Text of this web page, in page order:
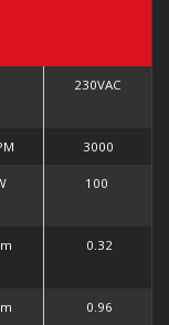
230VAC
3000
100
0.32
0.96